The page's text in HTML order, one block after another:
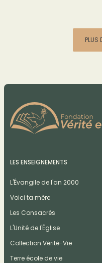
PLUS
LES ENSEIGNEMENTS
L'Évangile de l'an 2000
Voici ta mère
Les Consacrés
L'Unité de l'Église
Collection Vérité-Vie
Terre école de vie